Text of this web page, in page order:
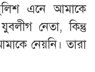
এনে আমাকে
নেতা, কিন্তু
নেয়নি। তারা